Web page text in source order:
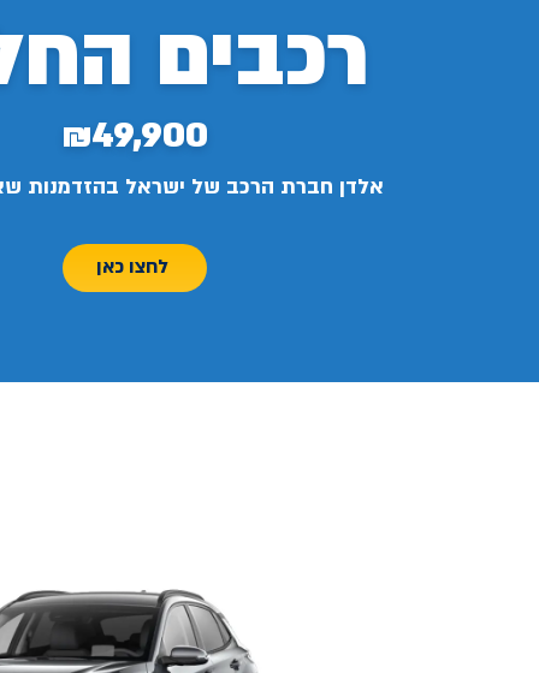
רכבים
₪49,900
אלדן חברת הרכב של ישראל בהזדמנות
לחצו כאן